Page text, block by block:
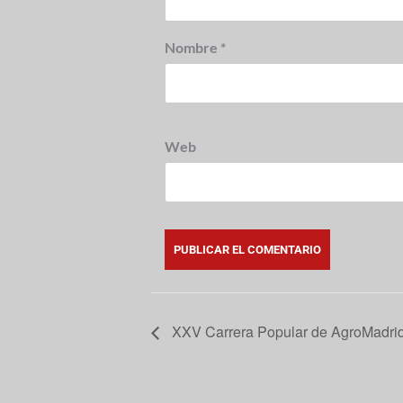
Nombre *
Web
XXV Carrera Popular de